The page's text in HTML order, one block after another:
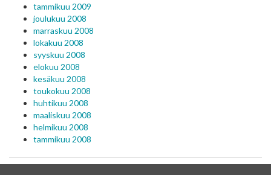
tammikuu 2009
joulukuu 2008
marraskuu 2008
lokakuu 2008
syyskuu 2008
elokuu 2008
kesäkuu 2008
toukokuu 2008
huhtikuu 2008
maaliskuu 2008
helmikuu 2008
tammikuu 2008